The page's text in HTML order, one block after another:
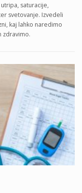
saturacije,
svetovanje. Izvedeli
kaj lahko naredimo
zdravimo.